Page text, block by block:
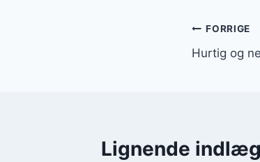
FORRIGE
Hurtig og
Lignende indlæg